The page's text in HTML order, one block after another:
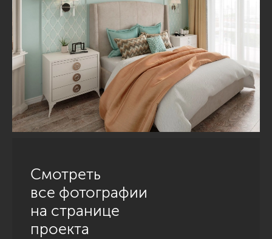
Смотреть
все фотографии
на странице
проекта